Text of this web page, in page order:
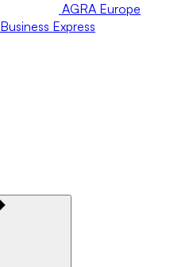
AGRA Europe
Business Express